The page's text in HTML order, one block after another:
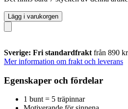
Lägg i varukorgen
Sverige: Fri standardfrakt från 890 kr
Mer information om frakt och leverans
Egenskaper och fördelar
1 bunt = 5 träpinnar